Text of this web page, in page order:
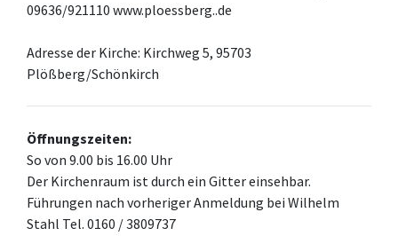
09636/921110 www.ploessberg..de
Adresse der Kirche: Kirchweg 5, 95703
Plößberg/Schönkirch
Öffnungszeiten:
So von 9.00 bis 16.00 Uhr
Der Kirchenraum ist durch ein Gitter einsehbar.
Führungen nach vorheriger Anmeldung bei Wilhelm
Stahl Tel. 0160 / 3809737